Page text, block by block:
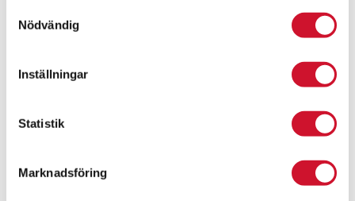
Nödvändig
Inställningar
Statistik
Marknadsföring